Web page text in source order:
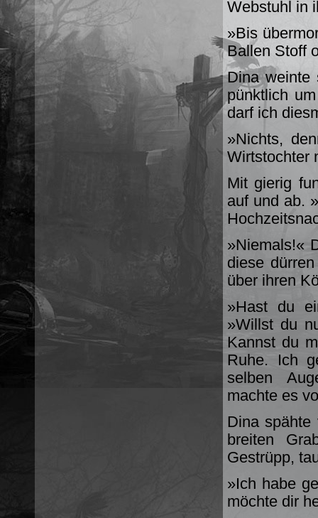
Webstuhl in
»Bis
Ballen Stoff
Dina weinte
pünktlich
darf ich
»Nichts,
Wirtstochter
Mit gierig
auf und ab.
»Niemals!«
diese
über ihren
»Hast du
»Willst du
Kannst du
Ruhe. Ich
selben
machte es
Dina spähte
breiten
Gestrüpp,
»Ich habe
möchte dir